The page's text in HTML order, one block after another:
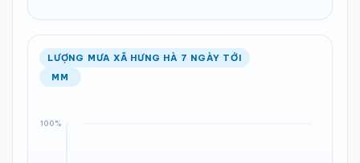
LƯỢNG MƯA XÃ HƯNG HÀ 7 NGÀY TỚI
MM